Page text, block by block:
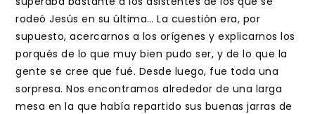
rodeó Jesús en su última… La cuestión era, por
supuesto, acercarnos a los orígenes y explicarnos los
porqués de lo que muy bien pudo ser, y de lo que la
gente se cree que fué. Desde luego, fue toda una
sorpresa. Nos encontramos alrededor de una larga
mesa en la que había repartido sus buenas jarras de